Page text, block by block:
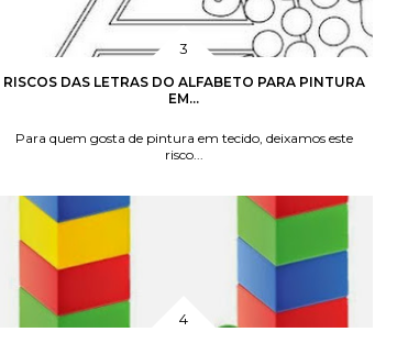
RISCOS DAS LETRAS DO ALFABETO PARA PINTURA
EM...
Para quem gosta de pintura em tecido, deixamos este
risco...